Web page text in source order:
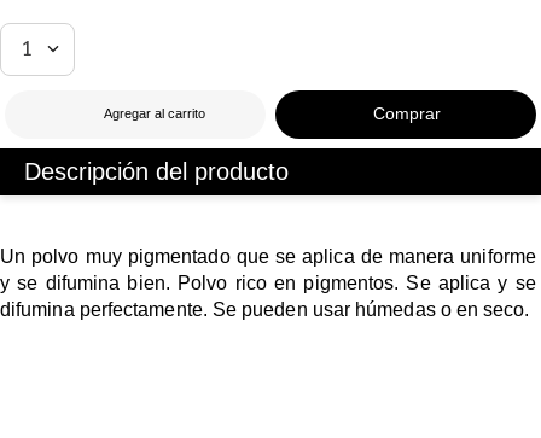
1
Agregar al carrito
Descripción del producto
Un polvo muy pigmentado que se aplica de manera uniforme
y se difumina bien. Polvo rico en pigmentos. Se aplica y se
difumina perfectamente. Se pueden usar húmedas o en seco.